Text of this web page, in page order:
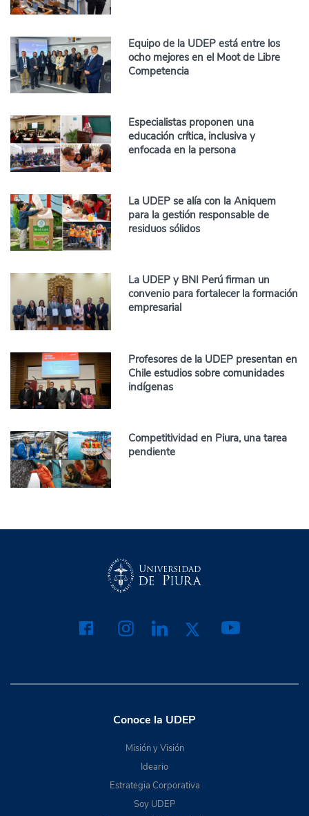
Equipo de la UDEP está entre los
ocho mejores en el Moot de Libre
Competencia
Especialistas proponen una
educación crítica, inclusiva y
enfocada en la persona
La UDEP se alía con la Aniquem
para la gestión responsable de
residuos sólidos
La UDEP y BNI Perú firman un
convenio para fortalecer la formación
empresarial
Profesores de la UDEP presentan en
Chile estudios sobre comunidades
indígenas
Competitividad en Piura, una tarea
pendiente
Conoce la UDEP
Misión y Visión
Ideario
Estrategia Corporativa
Soy UDEP